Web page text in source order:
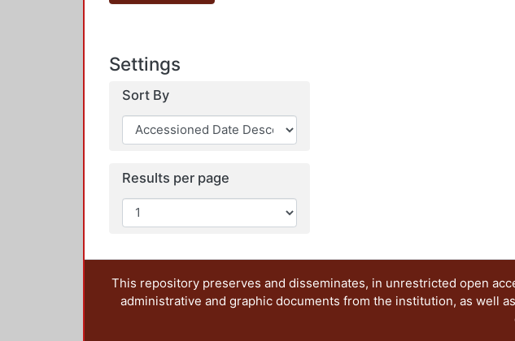
Settings
Sort By
Results per page
This repository preserves and disseminates, in unrestricted open
administrative and graphic documents from the institution, as well